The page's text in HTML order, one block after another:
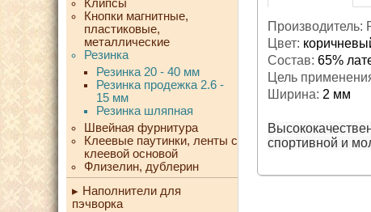
Клипсы
Кнопки магнитные,
пластиковые,
металлические
Резинка
Резинка 20 - 40 мм
Резинка продежка 2.6 -
15 мм
Резинка шляпная
Швейная фурнитура
Клеевые паутинки, ленты с
клеевой основой
Флизелин, дублерин
Наполнители для
пэчворка
Производитель:
Цвет:
Состав: 65%
Цель
Ширина: 2 мм
спортивной и